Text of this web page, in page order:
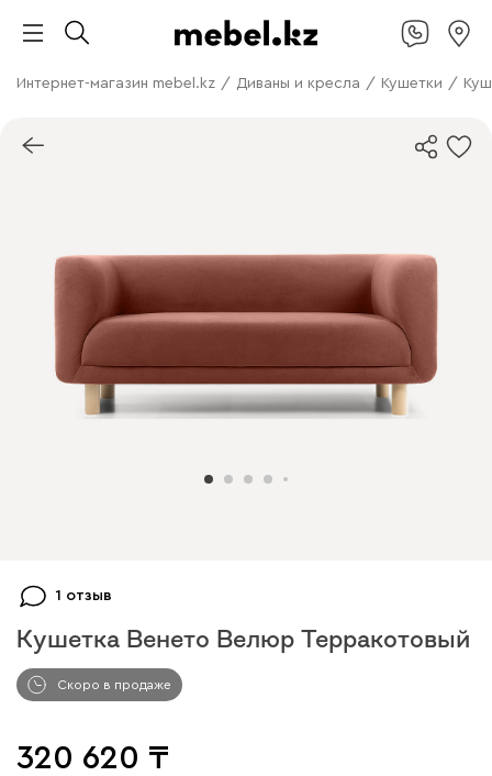
Интернет-магазин mebel.kz / Диваны и кресла / Кушетки /
1 отзыв
Кушетка Венето Велюр Терракотовый
Скоро в продаже
320 620